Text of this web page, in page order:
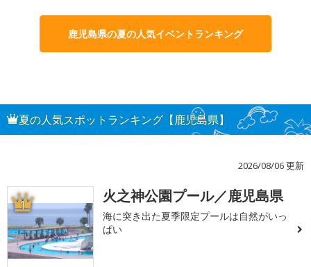
鹿児島県の夏の人気イベントランキング
夏の人気スポットランキング【鹿児島県】
2026/08/06 更新
1 火之神公園プール／鹿児島県
海に突き出た夏季限定プールは自然がいっ
ぱい